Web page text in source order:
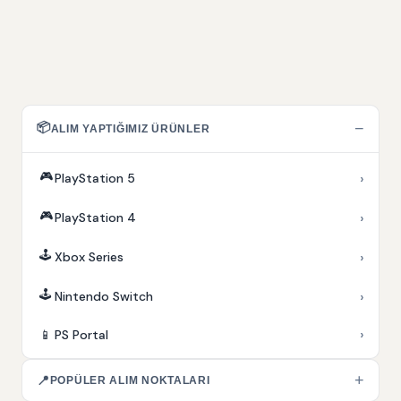
📦ALIM YAPTIĞIMIZ ÜRÜNLER −
🎮PlayStation 5 ›
🎮PlayStation 4 ›
🕹️ Xbox Series ›
🕹️ Nintendo Switch ›
📱 PS Portal ›
📍 POPÜLER ALIM NOKTALARI +